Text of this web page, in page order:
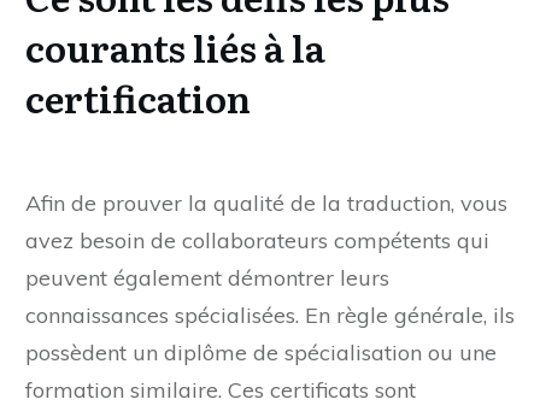
courants liés à la
certification
Afin de prouver la qualité de la traduction, vous
avez besoin de collaborateurs compétents qui
peuvent également démontrer leurs
connaissances spécialisées. En règle générale, ils
possèdent un diplôme de spécialisation ou une
formation similaire. Ces certificats sont